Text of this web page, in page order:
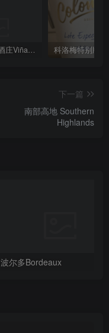
圣卡罗莱纳酒庄Viña Santa Carolina
下一篇
南部高地 Southern
Highlands
波尔多Bordeaux